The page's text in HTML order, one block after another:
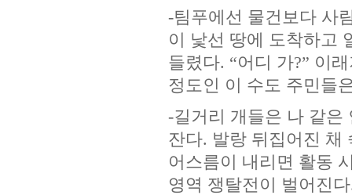
-팀푸에선 물건보다 사
이 낯선 땅에 도착하고
들렸다. “어디 가?” 이
정도인 이 수도 주민들
-길거리 개들은 나 같은
잔다. 발랑 뒤집어진 채
어스름이 내리면 활동
영역 쟁탈전이 벌어진